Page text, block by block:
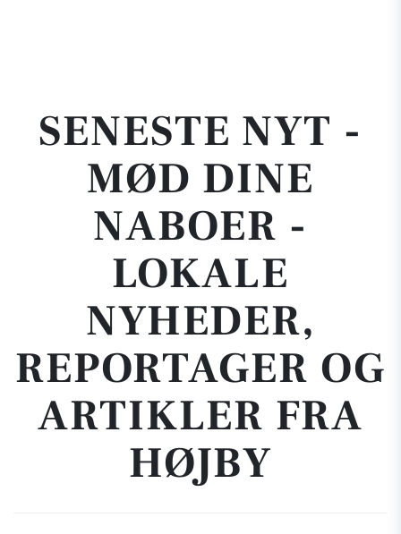
SENESTE NYT -
MØD DINE
NABOER -
LOKALE
NYHEDER,
REPORTAGER OG
ARTIKLER FRA
HØJBY